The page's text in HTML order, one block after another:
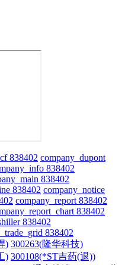
838402 company_dupont
838402
838402
838402 company_notice
company_report 838402
838402
838402
838402
) 300263(隆华科技)
) 300108(*ST吉药(退))